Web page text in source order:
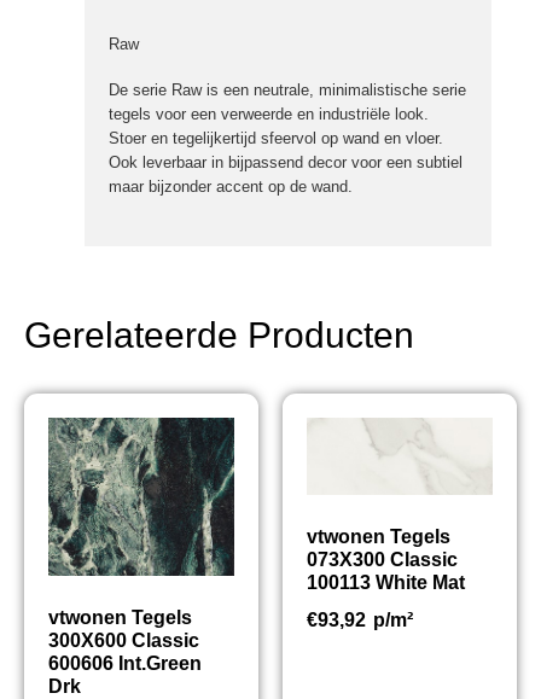
Raw
De serie Raw is een neutrale, minimalistische serie
tegels voor een verweerde en industriële look.
Stoer en tegelijkertijd sfeervol op wand en vloer.
Ook leverbaar in bijpassend decor voor een subtiel
maar bijzonder accent op de wand.
Gerelateerde Producten
vtwonen Tegels
300X600 Classic
600606 Int.Green
Drk
vtwonen Tegels
073X300 Classic
100113 White Mat
€93,92 p/m²